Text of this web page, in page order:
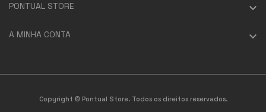
PONTUAL STORE 
A MINHA CONTA 
Copyright © Pontual Store. Todos os direitos reservados.